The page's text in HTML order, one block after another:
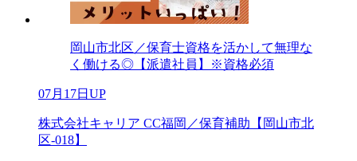
岡山市北区／保育士資格を活かして無理な
く働ける◎【派遣社員】※資格必須
07月17日UP
株式会社キャリア CC福岡／保育補助【岡山市北
区-018】